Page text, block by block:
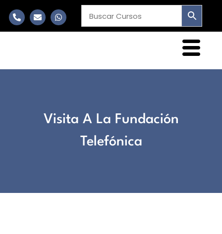
Visita A La Fundación
Telefónica